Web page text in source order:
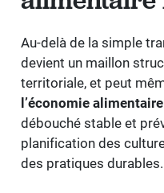
Au-delà de la simple
devient un maillon
territoriale, et peut
l’économie alimentaire
débouché stable et
planification des
des pratiques durables.